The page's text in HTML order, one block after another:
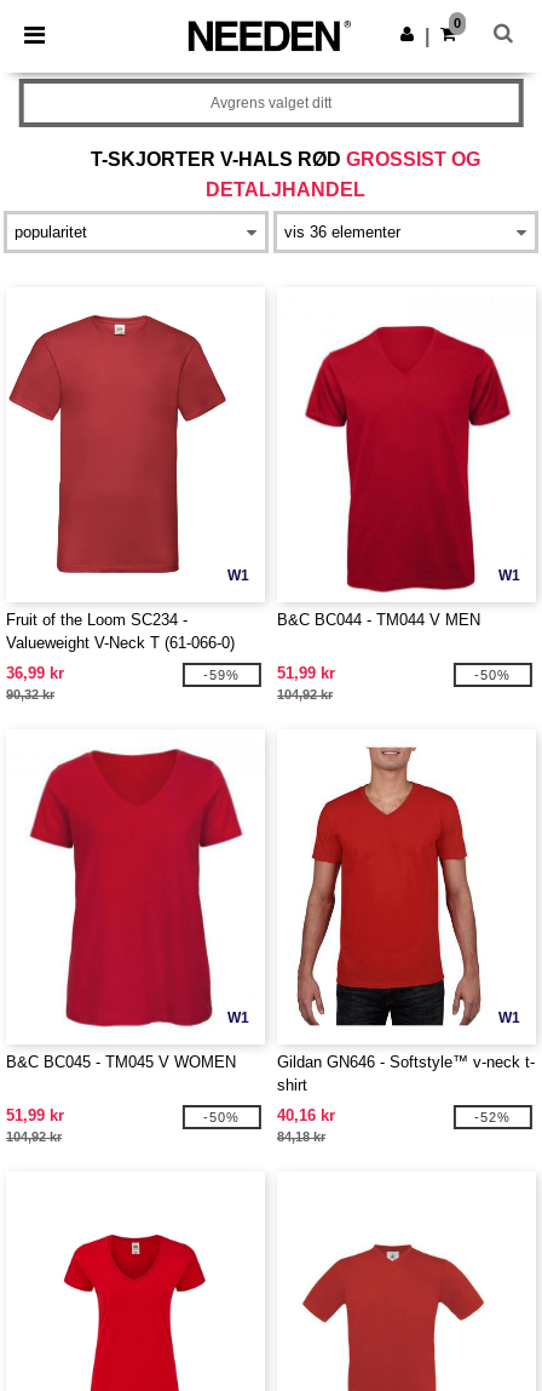
× Needen-app
Bedre priser i appen!
Last ned app
0
T-SKJORTER V-HALS RØD GROSSIST OG
DETALJHANDEL
Avgrens valget ditt
W1
Fruit of the Loom SC234 -
Valueweight V-Neck T (61-066-0)
36,99 kr
90,32 kr
-59%
W1
B&C BC044 - TM044 V MEN
51,99 kr
104,92 kr
-50%
W1
B&C BC045 - TM045 V WOMEN
51,99 kr
104,92 kr
-50%
W1
Gildan GN646 - Softstyle™ v-neck t-
shirt
40,16 kr
84,18 kr
-52%